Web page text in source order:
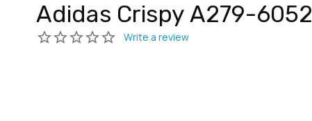
Adidas Crispy A279-6052